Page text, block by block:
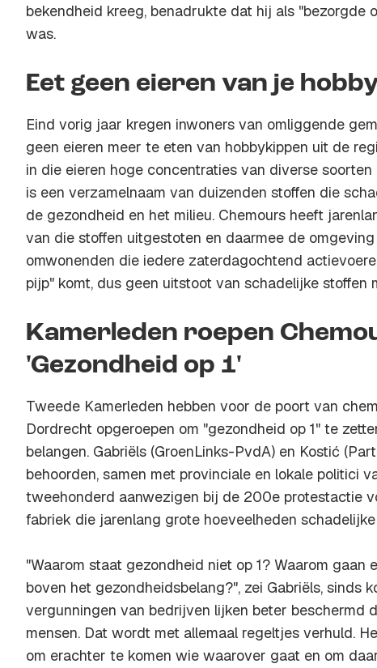
bekendheid kreeg, benadrukte dat hij als "bezorgde
was.
Eet geen eieren van je
Eind vorig jaar kregen inwoners van omliggende
geen eieren meer te eten van hobbykippen uit de
in die eieren hoge concentraties van diverse soorten
is een verzamelnaam van duizenden stoffen die
de gezondheid en het milieu. Chemours heeft
van die stoffen uitgestoten en daarmee de
omwonenden die iedere zaterdagochtend
pijp" komt, dus geen uitstoot van schadelijke stoffen
Kamerleden roepen
'Gezondheid op 1'
Tweede Kamerleden hebben voor de poort van
Dordrecht opgeroepen om "gezondheid op 1" te
belangen. Gabriëls (GroenLinks-PvdA) en Kostić
behoorden, samen met provinciale en lokale politici
tweehonderd aanwezigen bij de 200e protestactie
fabriek die jarenlang grote hoeveelheden
"Waarom staat gezondheid niet op 1? Waarom gaan
boven het gezondheidsbelang?", zei Gabriëls, sinds
vergunningen van bedrijven lijken beter beschermd
mensen. Dat wordt met allemaal regeltjes verhuld.
om erachter te komen wie waarover gaat en om